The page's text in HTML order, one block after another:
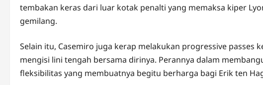
tembakan keras dari luar kotak penalti yang memaksa kiper
gemilang.
Selain itu, Casemiro juga kerap melakukan progressive passes
mengisi lini tengah bersama dirinya. Perannya dalam
fleksibilitas yang membuatnya begitu berharga bagi Erik ten